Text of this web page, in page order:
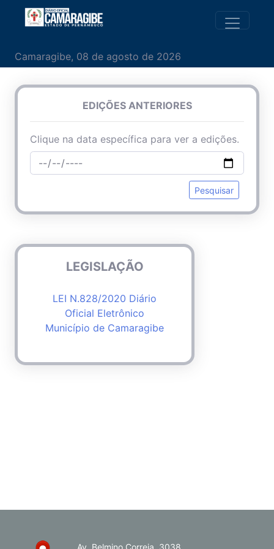
Camaragibe, 08 de agosto de 2026
EDIÇÕES ANTERIORES
Clique na data específica para ver a edições.
Pesquisar
LEGISLAÇÃO
LEI N.828/2020 Diário
Oficial Eletrônico
Município de Camaragibe
Av. Belmino Correia, 3038